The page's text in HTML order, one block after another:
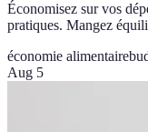
Économisez sur vos
pratiques. Mangez
économie alimentaire
Aug 5